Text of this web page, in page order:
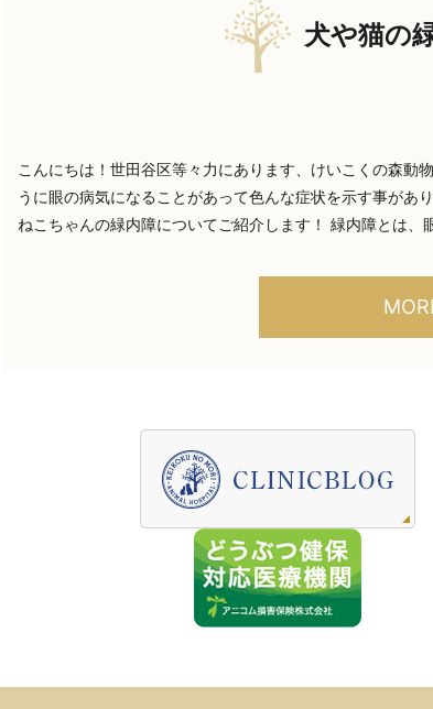
犬や猫の
こんにちは！世田谷区等々力にあります、けいこくの森動
うに眼の病気になることがあって色んな症状を示す事があ
ねこちゃんの緑内障についてご紹介します！ 緑内障とは